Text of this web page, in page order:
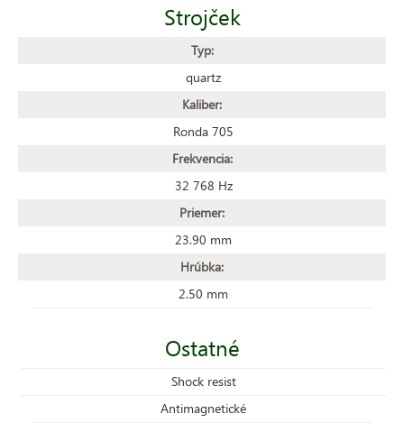
Strojček
Typ:
quartz
Kaliber:
Ronda 705
Frekvencia:
32 768 Hz
Priemer:
23.90 mm
Hrúbka:
2.50 mm
Ostatné
Shock resist
Antimagnetické